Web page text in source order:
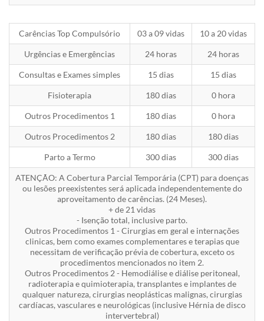
Carências Top Compulsório 03 a 09 vidas 10 a 20 vidas
Urgências e Emergências 24 horas 24 horas
Consultas e Exames simples 15 dias 15 dias
Fisioterapia 180 dias 0 hora
Outros Procedimentos 1 180 dias 0 hora
Outros Procedimentos 2 180 dias 180 dias
Parto a Termo 300 dias 300 dias
ATENÇÃO: A Cobertura Parcial Temporária (CPT) para doenças
ou lesões preexistentes será aplicada independentemente do
aproveitamento de carências. (24 Meses).
+ de 21 vidas
- Isenção total, inclusive parto.
Outros Procedimentos 1 - Cirurgias em geral e internações
clinicas, bem como exames complementares e terapias que
necessitam de verificação prévia de cobertura, exceto os
procedimentos mencionados no item 2.
Outros Procedimentos 2 - Hemodiálise e diálise peritoneal,
radioterapia e quimioterapia, transplantes e implantes de
qualquer natureza, cirurgias neoplásticas malignas, cirurgias
cardíacas, vasculares e neurológicas (inclusive Hérnia de disco
intervertebral)